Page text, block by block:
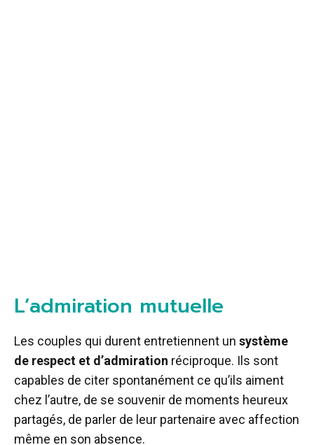
L’admiration mutuelle
Les couples qui durent entretiennent un système
de respect et d’admiration réciproque. Ils sont
capables de citer spontanément ce qu’ils aiment
chez l’autre, de se souvenir de moments heureux
partagés, de parler de leur partenaire avec affection
même en son absence.